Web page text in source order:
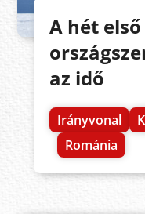
A hét
az idő
Irányvonal
Románia